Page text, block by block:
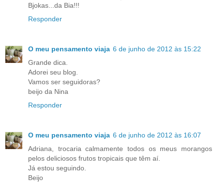
Bjokas...da Bia!!!
Responder
O meu pensamento viaja 6 de junho de 2012 às 15:22
Grande dica.
Adorei seu blog.
Vamos ser seguidoras?
beijo da Nina
Responder
O meu pensamento viaja 6 de junho de 2012 às 16:07
Adriana, trocaria calmamente todos os meus morangos
pelos deliciosos frutos tropicais que têm aí.
Já estou seguindo.
Beijo